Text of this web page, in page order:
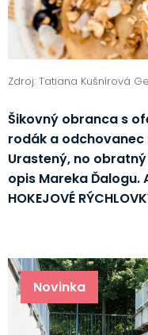
Zdroj: Tatiana Kušnírová
Šikovný obranca s
rodák a odchovanec
Urastený, no
opis Mareka Ďalogu.
HOKEJOVÉ
Novinka